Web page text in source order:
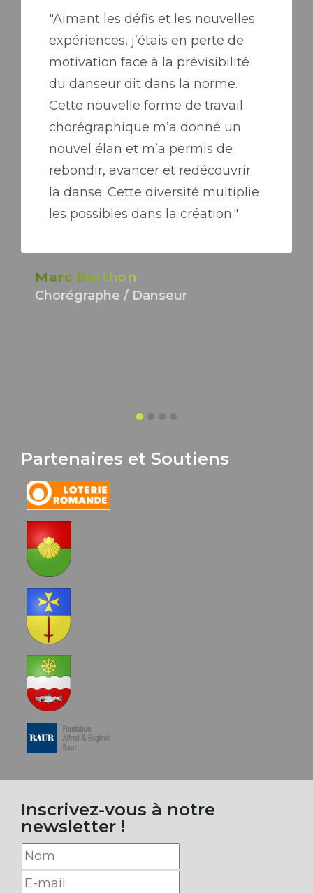
"Aimant les défis et les nouvelles
expériences, j’étais en perte de
motivation face à la prévisibilité
du danseur dit dans la norme.
Cette nouvelle forme de travail
chorégraphique m’a donné un
nouvel élan et m’a permis de
rebondir, avancer et redécouvrir
la danse. Cette diversité multiplie
les possibles dans la création."
Marc Berthon
Chorégraphe / Danseur
Partenaires et Soutiens
Inscrivez-vous à notre
newsletter !